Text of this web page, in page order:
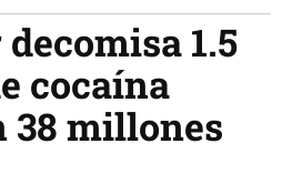
1.5
cocaína
38 millones